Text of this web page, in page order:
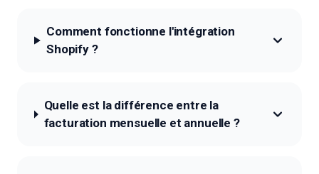
Comment fonctionne l'intégration
Shopify ?
Quelle est la différence entre la
facturation mensuelle et annuelle ?